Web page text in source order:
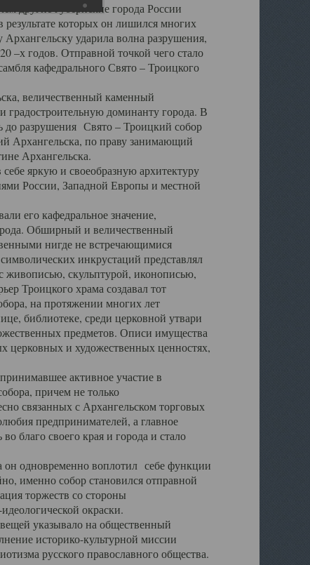
другие губернские города России
которых он лишился многих
ударила волна разрушения,
–х годов. Отправной точкой чего стало
кафедрального Свято – Троицкого
величественный каменный
градостроительную доминанту города. В
разрушения Свято – Троицкий собор
Архангельска, по праву занимающий
Архангельска.
яркую и своеобразную архитектуру
России, Западной Европы и местной
его кафедральное значение,
Обширный и величественный
нигде не встречающимися
инкрустаций представлял
живописью, скульптурой, иконописью,
Троицкого храма создавал тот
на протяжении многих лет
библиотеке, среди церковной утвари
предметов. Описи имущества
церковных и художественных ценностях,
активное участие в
причем не только
связанных с Архангельском торговых
предпринимателей, а главное
благо своего края и города и стало
одновременно воплотил себе функции
именно собор становился отправной
торжеств со стороны
окраски.
указывало на общественный
историко-культурной миссии
русского православного общества.